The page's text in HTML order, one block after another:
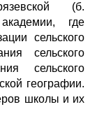
(б.
академии, где
сельского
сельского
сельского
географии.
школы и их